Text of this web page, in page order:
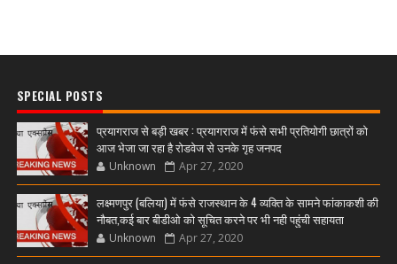
SPECIAL POSTS
प्रयागराज से बड़ी खबर : प्रयागराज में फंसे सभी प्रतियोगी छात्रों को
आज भेजा जा रहा है रोडवेज से उनके गृह जनपद
Unknown Apr 27, 2020
लक्ष्मणपुर (बलिया) में फंसे राजस्थान के 4 व्यक्ति के सामने फांकाकशी की
नौबत,कई बार बीडीओ को सूचित करने पर भी नही पहुंची सहायता
Unknown Apr 27, 2020